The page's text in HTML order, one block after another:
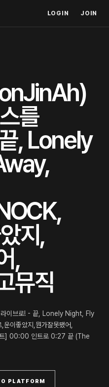
LOGIN JOIN
를
, Lonely
지,
,
뮤직
이브로! - 끝, Lonely Night, Fly
이좋았지,뭔가잘못됐어,
트] 00:00 인트로 0:27 끝 (The
PLATFORM